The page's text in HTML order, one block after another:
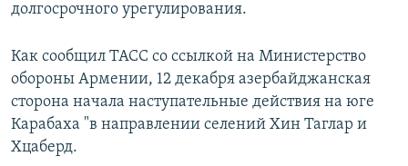
долгосрочного урегулирования.
Как сообщил ТАСС со ссылкой на Министерство
обороны Армении, 12 декабря азербайджанская
сторона начала наступательные действия на юге
Карабаха "в направлении селений Хин Таглар и
Хцаберд.